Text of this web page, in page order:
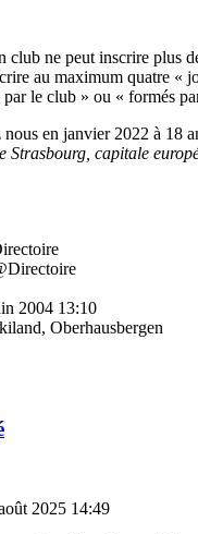
club ne peut inscrire plus
au maximum quatre «
le club » ou « formés
en janvier 2022 à 18
Strasbourg, capitale
2004 13:10
Oberhausbergen
2025 14:49